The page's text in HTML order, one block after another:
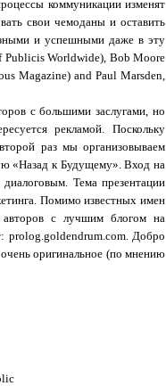
коммуникации изменят
свои чемоданы и оставить
и успешными даже в эту
Publicis Worldwide), Bob Moore
Magazine) and Paul Marsden,
с большими заслугами, но
рекламой. Поскольку
раз мы организовываем
«Назад к Будущему». Вход на
Тема презентации
Помимо известных имен
с лучшим блогом на
prolog.goldendrum.com. Добро
оригинальное (по мнению